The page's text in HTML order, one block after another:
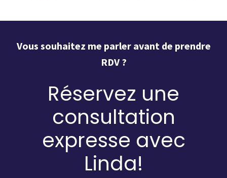
Vous souhaitez me parler avant de prendre
RDV ?
Réservez une
consultation
expresse avec
Linda!